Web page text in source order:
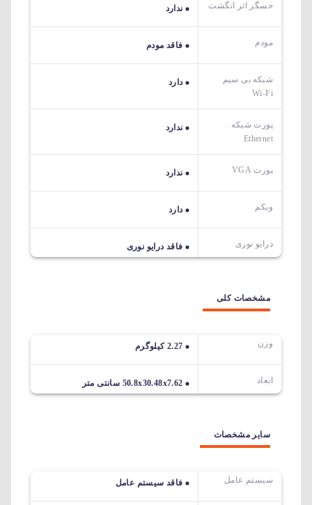
حسگر اثر انگشت ندارد
مودم فاقد مودم
شبکه بی سیم
Wi-Fi
دارد
پورت شبکه
Ethernet
ندارد
پورت VGA ندارد
وبکم دارد
درایو نوری فاقد درایو نوری
مشخصات کلی
وزن 2.27 کیلوگرم
ابعاد 50.8x30.48x7.62 سانتی متر
سایر مشخصات
سیستم عامل فاقد سیستم عامل